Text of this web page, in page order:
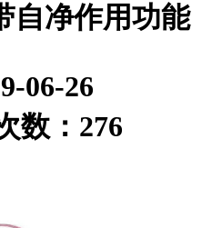
自净作用功能
06-26
数： 276